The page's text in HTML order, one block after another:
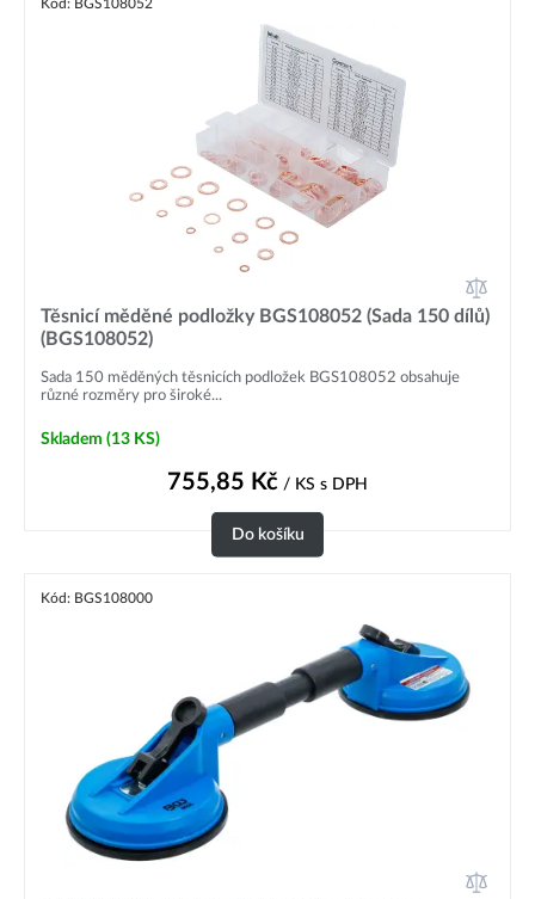
Kód: BGS108052
Těsnicí měděné podložky BGS108052 (Sada 150 dílů)
(BGS108052)
Sada 150 měděných těsnicích podložek BGS108052 obsahuje
různé rozměry pro široké...
Skladem (13 KS)
755,85 Kč / KS s DPH
Do košíku
Kód: BGS108000